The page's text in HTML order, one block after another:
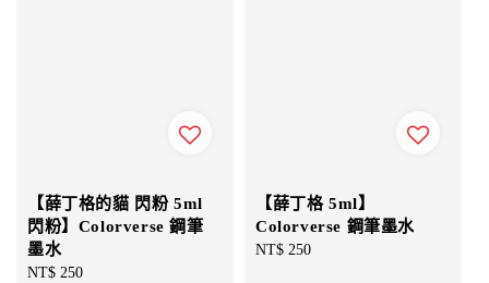
【薛丁格的貓 閃粉 5ml
閃粉】Colorverse 鋼筆
墨水
Regular
NT$ 250
【薛丁格 5ml】
Colorverse 鋼筆墨水
Regular
NT$ 250